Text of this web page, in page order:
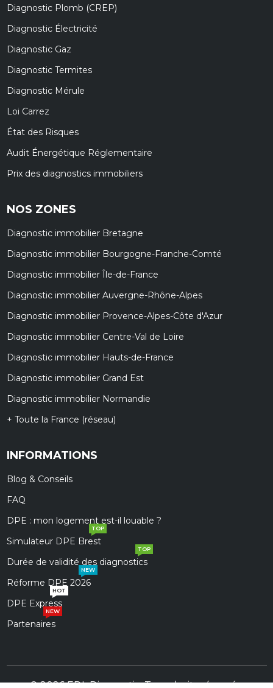
Diagnostic Plomb (CREP)
Diagnostic Électricité
Diagnostic Gaz
Diagnostic Termites
Diagnostic Mérule
Loi Carrez
État des Risques
Audit Énergétique Réglementaire
Prix des diagnostics immobiliers
NOS ZONES
Diagnostic immobilier Bretagne
Diagnostic immobilier Bourgogne-Franche-Comté
Diagnostic immobilier Île-de-France
Diagnostic immobilier Auvergne-Rhône-Alpes
Diagnostic immobilier Provence-Alpes-Côte d'Azur
Diagnostic immobilier Centre-Val de Loire
Diagnostic immobilier Hauts-de-France
Diagnostic immobilier Grand Est
Diagnostic immobilier Normandie
+ Toute la France (réseau)
INFORMATIONS
Blog & Conseils
FAQ
DPE : mon logement est-il louable ?
Simulateur DPE Brest
TOP
Durée de validité des diagnostics
TOP
Réforme DPE 2026
NEW
DPE Express
HOT
Partenaires
NEW
© 2026 EDL Diagnostic. Tous droits réservés.